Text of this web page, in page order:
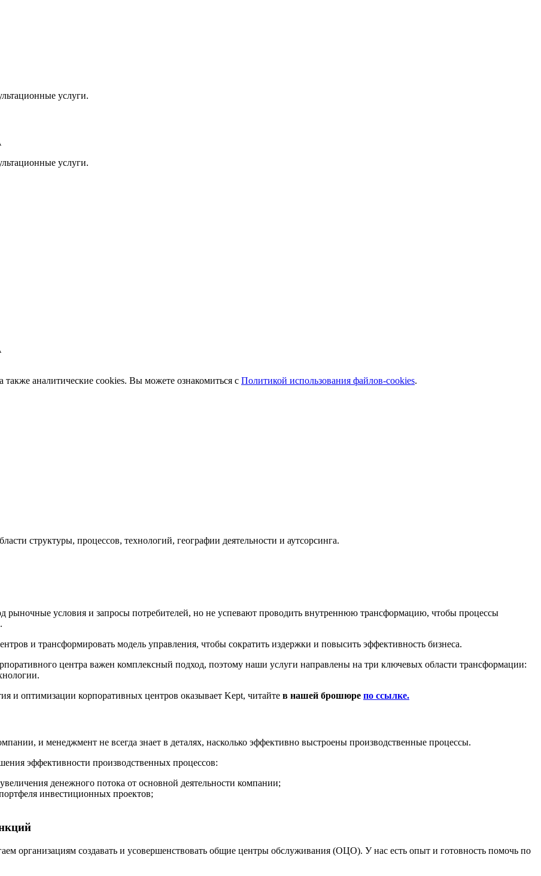
услуги.
услуги.
аналитические cookies. Вы можете ознакомиться с Политикой использования файлов-cookies.
структуры, процессов, технологий, географии деятельности и аутсорсинга.
рыночные условия и запросы потребителей, но не успевают проводить внутреннюю трансформацию, чтобы процессы
и трансформировать модель управления, чтобы сократить издержки и повысить эффективность бизнеса.
центра важен комплексный подход, поэтому наши услуги направлены на три ключевых области трансформации:
и оптимизации корпоративных центров оказывает Kept, читайте в нашей брошюре по ссылке.
и менеджмент не всегда знает в деталях, насколько эффективно выстроены производственные процессы.
эффективности производственных процессов:
денежного потока от основной деятельности компании;
инвестиционных проектов;
организациям создавать и усовершенствовать общие центры обслуживания (ОЦО). У нас есть опыт и готовность помочь по